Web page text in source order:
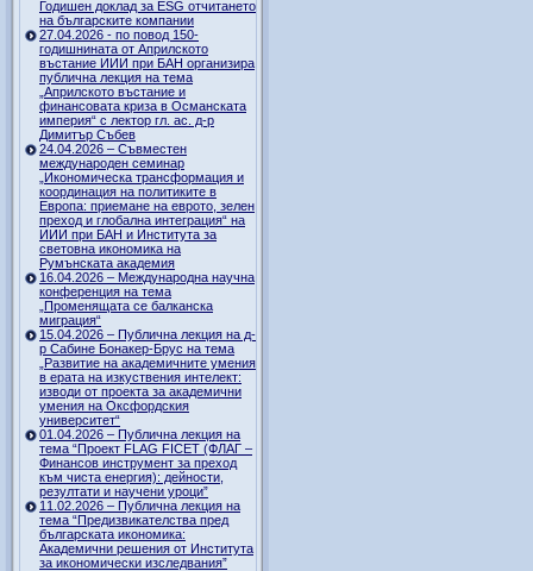
Годишен доклад за ESG отчитането
на българските компании
27.04.2026 - по повод 150-
годишнината от Априлското
въстание ИИИ при БАН организира
публична лекция на тема
„Априлското въстание и
финансовата криза в Османската
империя“ с лектор гл. ас. д-р
Димитър Събев
24.04.2026 – Съвместен
международен семинар
„Икономическа трансформация и
координация на политиките в
Европа: приемане на еврото, зелен
преход и глобална интеграция“ на
ИИИ при БАН и Института за
световна икономика на
Румънската академия
16.04.2026 – Международна научна
конференция на тема
„Променящата се балканска
миграция“
15.04.2026 – Публична лекция на д-
р Сабине Бонакер-Брус на тема
„Развитие на академичните умения
в ерата на изкуствения интелект:
изводи от проекта за академични
умения на Оксфордския
университет“
01.04.2026 – Публична лекция на
тема “Проект FLAG FICET (ФЛАГ –
Финансов инструмент за преход
към чиста енергия): дейности,
резултати и научени уроци”
11.02.2026 – Публична лекция на
тема “Предизвикателства пред
българската икономика:
Академични решения от Института
за икономически изследвания”